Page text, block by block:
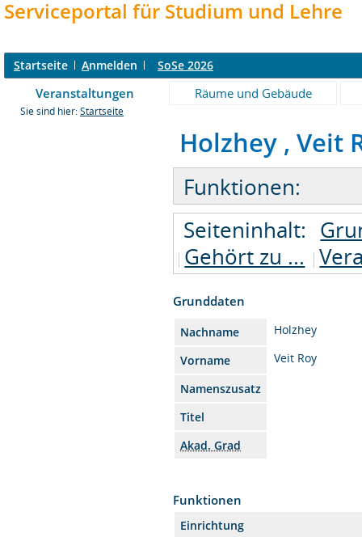
Serviceportal für Studium und Lehre
Startseite Anmelden SoSe 2026
Veranstaltungen Räume und Gebäude
Sie sind hier: Startseite
Holzhey , Veit
Funktionen:
Seiteninhalt:
Gehört zu ...
Grunddaten
Nachname
Holzhey
Vorname
Veit Roy
Namenszusatz
Titel
Akad. Grad
Funktionen
Einrichtung